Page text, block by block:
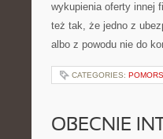
wykupienia oferty innej
też tak, że jedno z
albo z powodu nie do
CATEGORIES:
OBECNIE